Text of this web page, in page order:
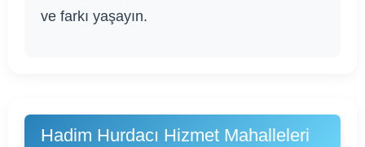
ve farkı yaşayın.
Hadim Hurdacı Hizmet Mahalleleri